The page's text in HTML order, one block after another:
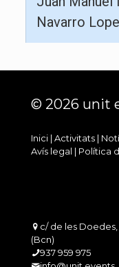
Navarro
© 2026 unit
Inici | Activitats |
Avís legal | Política
c/ de les
(Bcn)
937 959 975